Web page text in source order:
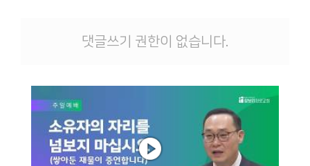
댓글쓰기 권한이 없습니다.